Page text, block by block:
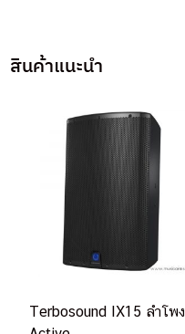
สินค้าแนะนำ
Terbosound IX15 ลำโพง